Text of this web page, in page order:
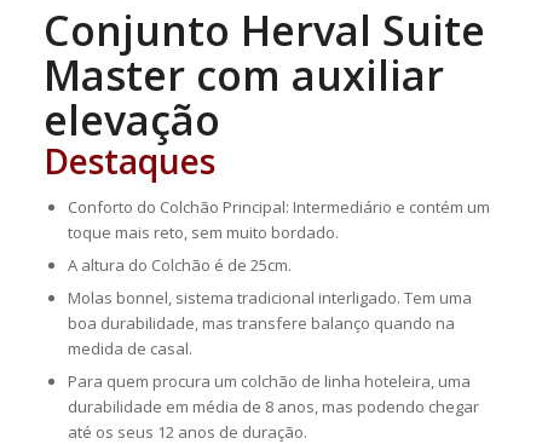
Conjunto Herval Suite
Master com auxiliar
elevação
Destaques
Conforto do Colchão Principal: Intermediário e contém um
toque mais reto, sem muito bordado.
A altura do Colchão é de 25cm.
Molas bonnel, sistema tradicional interligado. Tem uma
boa durabilidade, mas transfere balanço quando na
medida de casal.
Para quem procura um colchão de linha hoteleira, uma
durabilidade em média de 8 anos, mas podendo chegar
até os seus 12 anos de duração.